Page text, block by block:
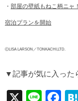
・ 部屋の壁紙もねこ柄ニャ
宿泊プランを開始
ⒸLISA LARSON／TONKACHI,LTD.
▼記事が気に入った